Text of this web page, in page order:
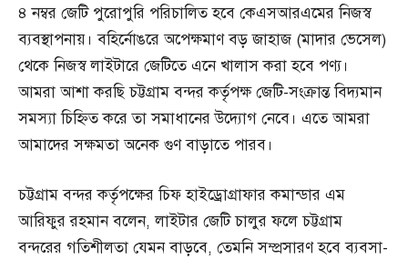
৪ নম্বর জেটি পুরোপুরি পরিচালিত হবে কেএসআরএমের নিজস্ব
ব্যবস্থাপনায়। বহির্নোঙরে অপেক্ষমাণ বড় জাহাজ (মাদার ভেসেল)
থেকে নিজস্ব লাইটারে জেটিতে এনে খালাস করা হবে পণ্য।
আমরা আশা করছি চট্টগ্রাম বন্দর কর্তৃপক্ষ জেটি-সংক্রান্ত বিদ্যমান
সমস্যা চিহ্নিত করে তা সমাধানের উদ্যোগ নেবে। এতে আমরা
আমাদের সক্ষমতা অনেক গুণ বাড়াতে পারব।
চট্টগ্রাম বন্দর কর্তৃপক্ষের চিফ হাইড্রোগ্রাফার কমান্ডার এম
আরিফুর রহমান বলেন, লাইটার জেটি চালুর ফলে চট্টগ্রাম
বন্দরের গতিশীলতা যেমন বাড়বে, তেমনি সম্প্রসারণ হবে ব্যবসা-